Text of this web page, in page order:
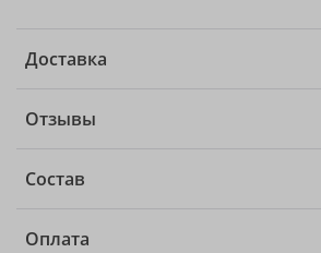
Доставка
Отзывы
Состав
Оплата